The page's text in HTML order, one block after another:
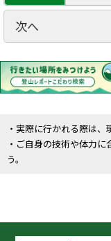
次へ
・実際に行かれる際は、
・ご自身の技術や体力
う。